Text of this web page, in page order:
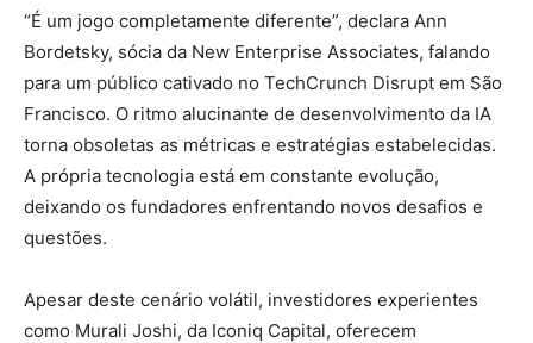
“É um jogo completamente diferente”, declara Ann
Bordetsky, sócia da New Enterprise Associates, falando
para um público cativado no TechCrunch Disrupt em São
Francisco. O ritmo alucinante de desenvolvimento da IA ​​
torna obsoletas as métricas e estratégias estabelecidas.
A própria tecnologia está em constante evolução,
deixando os fundadores enfrentando novos desafios e
questões.
Apesar deste cenário volátil, investidores experientes
como Murali Joshi, da Iconiq Capital, oferecem